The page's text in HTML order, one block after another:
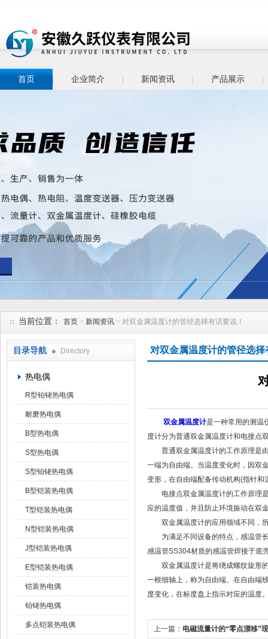
安徽久跃仪表有限公司
首页 企业简介 新闻资讯 产品展示
当前位置： 首页 > 新闻资讯 > 对双金属温度计的管径选择有话要说！
目录导航 Directory
热电偶
R型铂铑热电偶
耐磨热电偶
B型热电偶
S型热电偶
S型铂铑热电偶
B型铠装热电偶
T型铠装热电偶
N型铠装热电偶
J型铠装热电偶
E型铠装热电偶
铠装热电偶
铂铑热电偶
多点铠装热电偶
对双金属温度计的管径选择
双金属温度计是一种常用的测温
度计分为普通双金属温度计和电接点
普通双金属温度计的工作原理是由
一端为自由端。当温度变化时，因双
变形，在自由端配备传动机构(指针
电接点双金属温度计的工作原理是
应的温度值，并且防止环境振动在双
双金属温度计的应用领域不同，所
为满足不同设备的特点，感温管长
感温管SS304材质的感温管焊接于底
双金属温度计是将绕成螺纹旋形的
一根细轴上，称为自由端。在自由端
度变化，在标度盘上指示对应的温度
上一篇： 电磁流量计的“零点漂移”